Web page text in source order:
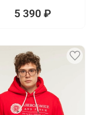
5 390 ₽